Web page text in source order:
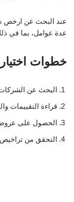
عند البحث عن ارخص
عدة عوامل، بما في
خطوات
البحث عن
قراءة التقييمات
الحصول على
التحقق من تراخيص